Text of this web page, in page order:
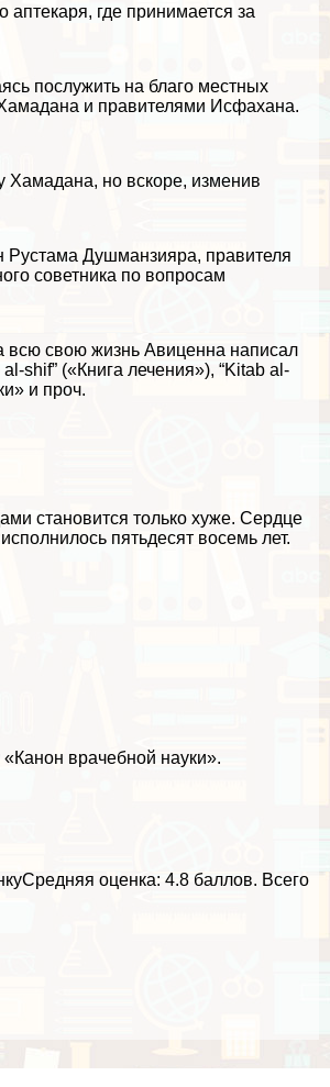
где принимается за
послужить на благо местных
и правителями Исфахана.
Хамадана, но вскоре, изменив
Душманзияра, правителя
советника по вопросам
всю свою жизнь Авиценна написал
shif” («Книга лечения»), “Kitab al-
и проч.
становится только хуже. Сердце
пятьдесят восемь лет.
врачебной науки».
Средняя оценка:4.8 баллов. Всего